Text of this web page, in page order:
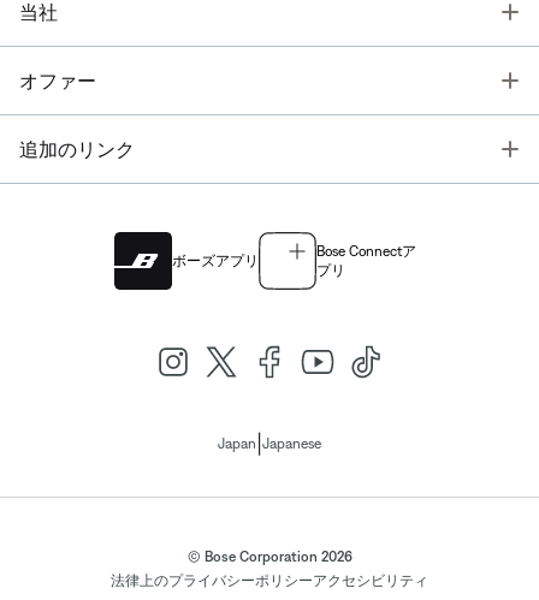
当社
オファー
追加のリンク
ボーズアプリ
Bose Connectア
プリ
Japan Japanese
© Bose Corporation 2026
法律上のプライバシーポリシーアクセシビリティ